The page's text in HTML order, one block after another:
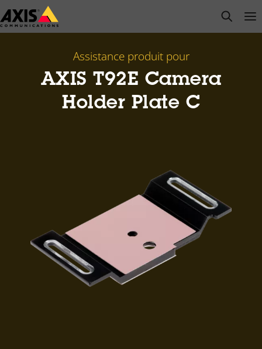
Passer
au
open
Assistance produit pour
AXIS T92E Camera
Holder Plate C